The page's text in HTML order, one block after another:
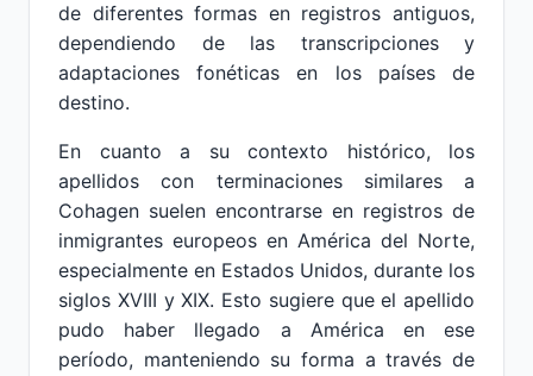
de diferentes formas en registros antiguos,
dependiendo de las transcripciones y
adaptaciones fonéticas en los países de
destino.
En cuanto a su contexto histórico, los
apellidos con terminaciones similares a
Cohagen suelen encontrarse en registros de
inmigrantes europeos en América del Norte,
especialmente en Estados Unidos, durante los
siglos XVIII y XIX. Esto sugiere que el apellido
pudo haber llegado a América en ese
período, manteniendo su forma a través de